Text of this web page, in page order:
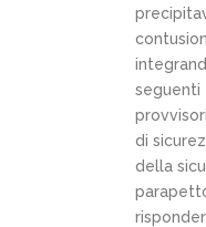
di
della